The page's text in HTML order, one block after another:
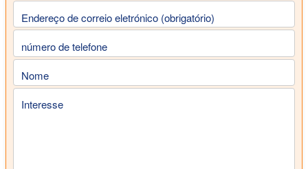
Endereço de correio eletrónico (obrigatório)
número de telefone
Nome
Interesse